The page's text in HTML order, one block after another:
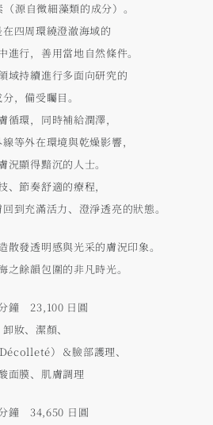
源自微細藻類的成分）。
四周環繞澄澈海域的
進行，善用當地自然條件。
域持續進行多面向研究的
分，備受矚目。
循環，同時補給潤澤，
等外在環境與乾燥影響，
況顯得黯沉的人士。
、節奏舒適的療程，
到充滿活力、澄淨透亮的狀態。
散發透明感與光采的膚況印象。
之餘韻包圍的非凡時光。
鐘 23,100 日圓
卸妝、潔顏、
）＆臉部護理、
面膜、肌膚調理
鐘 34,650 日圓